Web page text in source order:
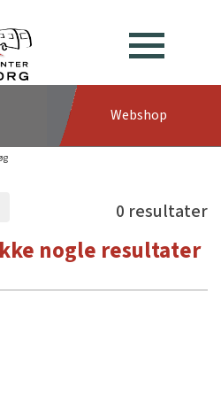
Webshop
0 resultater
nogle resultater